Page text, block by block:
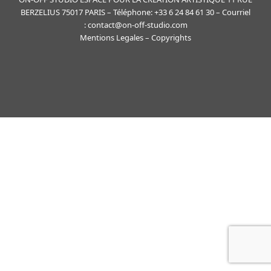
BERZELIUS 75017 PARIS – Téléphone: +33 6 24 84 61 30 – Courriel
: contact@on-off-studio.com
Mentions Legales– Copyrights